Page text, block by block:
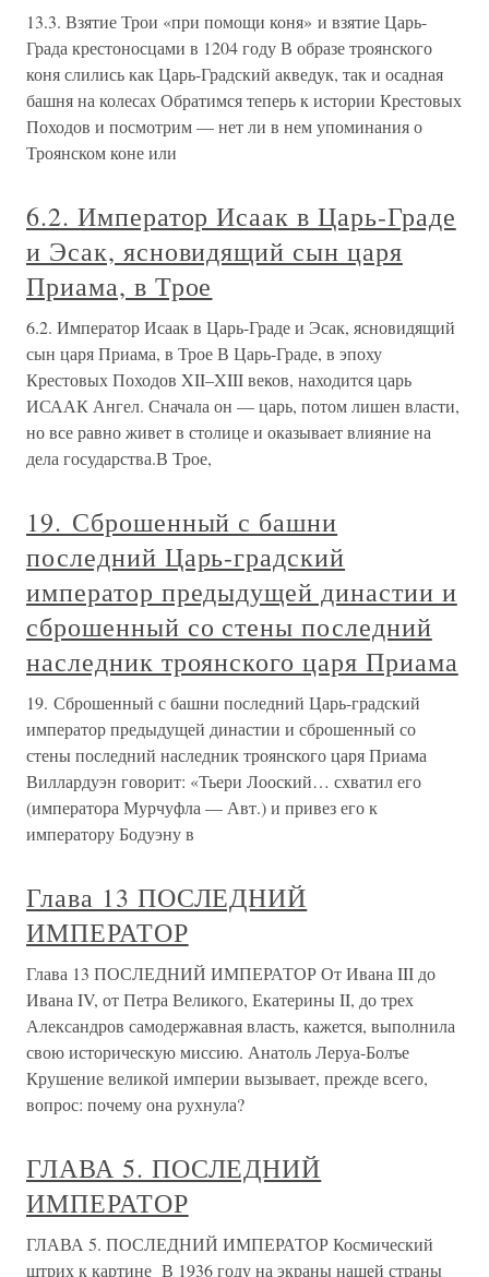
13.3. Взятие Трои «при помощи коня» и взятие Царь-
Града крестоносцами в 1204 году В образе троянского
коня слились как Царь-Градский акведук, так и осадная
башня на колесах Обратимся теперь к истории Крестовых
Походов и посмотрим — нет ли в нем упоминания о
Троянском коне или
6.2. Император Исаак в Царь-Граде
и Эсак, ясновидящий сын царя
Приама, в Трое
6.2. Император Исаак в Царь-Граде и Эсак, ясновидящий
сын царя Приама, в Трое В Царь-Граде, в эпоху
Крестовых Походов XII–XIII веков, находится царь
ИСААК Ангел. Сначала он — царь, потом лишен власти,
но все равно живет в столице и оказывает влияние на
дела государства.В Трое,
19. Сброшенный с башни
последний Царь-градский
император предыдущей династии и
сброшенный со стены последний
наследник троянского царя Приама
19. Сброшенный с башни последний Царь-градский
император предыдущей династии и сброшенный со
стены последний наследник троянского царя Приама
Виллардуэн говорит: «Тьери Лооский… схватил его
(императора Мурчуфла — Авт.) и привез его к
императору Бодуэну в
Глава 13 ПОСЛЕДНИЙ
ИМПЕРАТОР
Глава 13 ПОСЛЕДНИЙ ИМПЕРАТОР От Ивана III до
Ивана IV, от Петра Великого, Екатерины II, до трех
Александров самодержавная власть, кажется, выполнила
свою историческую миссию. Анатоль Леруа-Болъе
Крушение великой империи вызывает, прежде всего,
вопрос: почему она рухнула?
ГЛАВА 5. ПОСЛЕДНИЙ
ИМПЕРАТОР
ГЛАВА 5. ПОСЛЕДНИЙ ИМПЕРАТОР Космический
штрих к картине В 1936 году на экраны нашей страны